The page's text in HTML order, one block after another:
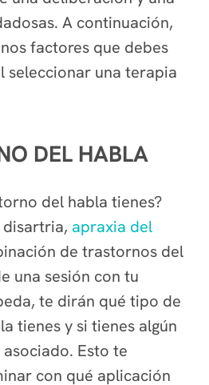
A continuación,
factores que debes
seleccionar una terapia
DEL HABLA
del habla tienes?
disartria, apraxia del
de trastornos del
una sesión con tu
te dirán qué tipo de
tienes y si tienes algún
Esto te
con qué aplicación